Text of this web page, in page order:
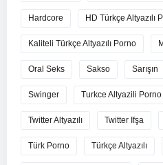
Hardcore HD Türkçe Altyazılı
Kaliteli Türkçe Altyazılı Porno
Oral Seks Sakso Sarışın
Swinger Turkce Altyazili Porno
Twitter Altyazılı Twitter Ifşa
Türk Porno Türkçe Altyazılı